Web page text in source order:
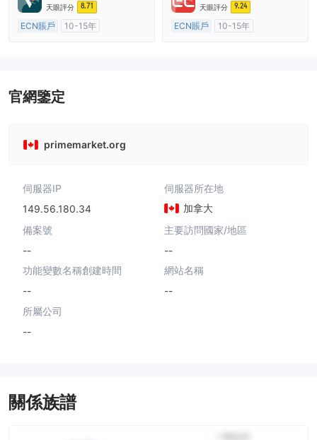
天眼評分 8.71
ECN賬戶
10-15年
天眼評分 9.24
ECN賬戶
10-15年
官網鑒定
primemarket.org
伺服器IP
149.56.180.34
伺服器所在地
加拿大
備案號
--
主要訪問國家/地區
--
功能變數名稱創建時間
--
網站名稱
--
所屬公司
--
關係族譜